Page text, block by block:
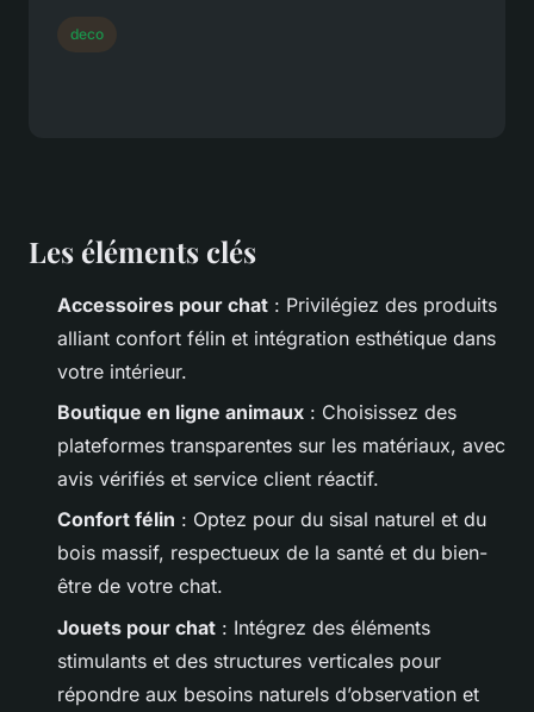
Les éléments clés
Accessoires pour chat : Privilégiez des produits
alliant confort félin et intégration esthétique dans
votre intérieur.
Boutique en ligne animaux : Choisissez des
plateformes transparentes sur les matériaux, avec
avis vérifiés et service client réactif.
Confort félin : Optez pour du sisal naturel et du
bois massif, respectueux de la santé et du bien-
être de votre chat.
Jouets pour chat : Intégrez des éléments
stimulants et des structures verticales pour
répondre aux besoins naturels d’observation et
deco